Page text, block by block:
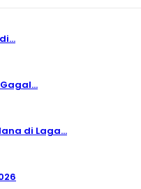
di Laga...